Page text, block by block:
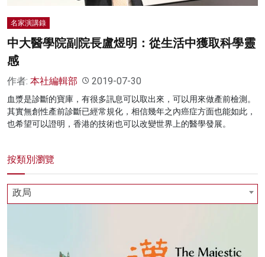
名家演講錄
中大醫學院副院長盧煜明：從生活中獲取科學靈
感
作者: 本社編輯部 2019-07-30
血漿是診斷的寶庫，有很多訊息可以取出來，可以用來做產前檢測。
其實無創性產前診斷已經常規化，相信幾年之內癌症方面也能如此，
也希望可以證明，香港的技術也可以改變世界上的醫學發展。
按類別瀏覽
政局